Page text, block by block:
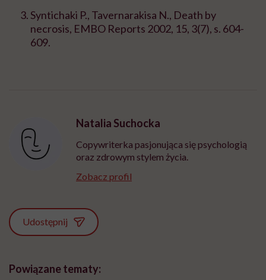
Syntichaki P., Tavernarakisa N., Death by
necrosis, EMBO Reports 2002, 15, 3(7), s. 604-
609.
Natalia Suchocka
Copywriterka pasjonująca się psychologią
oraz zdrowym stylem życia.
Zobacz profil
Udostępnij
Powiązane tematy: